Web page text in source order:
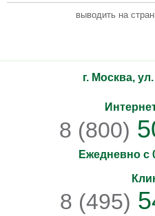
морщин. Осветление цвета
Повышение уровнявыводить на
г. Москва,
8 (800)
Ежедневно с
8 (495)